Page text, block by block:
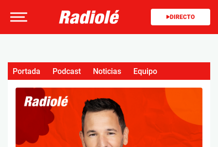
DIRECTO
Portada Podcast Noticias Equipo